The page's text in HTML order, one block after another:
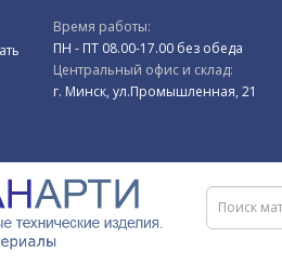
Время работы:
ПН - ПТ 08.00-17.00 без обеда
Центральный офис и склад:
г. Минск, ул.Промышленная, 21